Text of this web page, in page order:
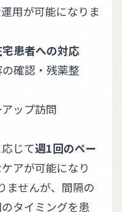
用が可能になりま
患者への対応
確認・残薬整
ップ訪問
じて週1回のペー
アが可能になり
ませんが、間隔の
タイミングを患